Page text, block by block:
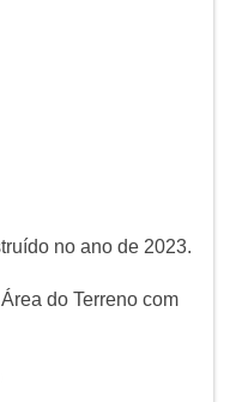
no ano de 2023.
do Terreno com